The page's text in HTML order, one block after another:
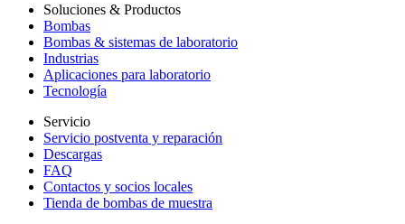
Soluciones & Productos
Bombas
Bombas & sistemas de laboratorio
Industrias
Aplicaciones para laboratorio
Tecnología
Servicio
Servicio postventa y reparación
Descargas
FAQ
Contactos y socios locales
Tienda de bombas de muestra